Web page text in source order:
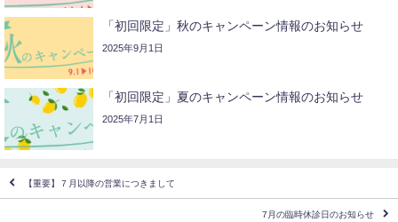
「初回限定」秋のキャンペーン情報のお知らせ
2025年9月1日
「初回限定」夏のキャンペーン情報のお知らせ
2025年7月1日
【重要】７月以降の営業につきまして
7月の臨時休診日のお知らせ